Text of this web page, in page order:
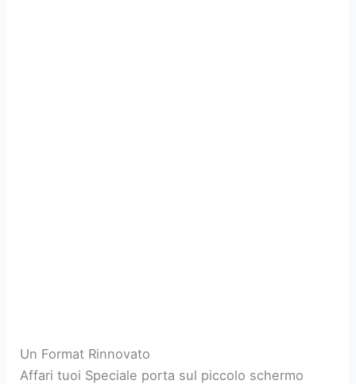
Un Format Rinnovato
Affari tuoi Speciale porta sul piccolo schermo